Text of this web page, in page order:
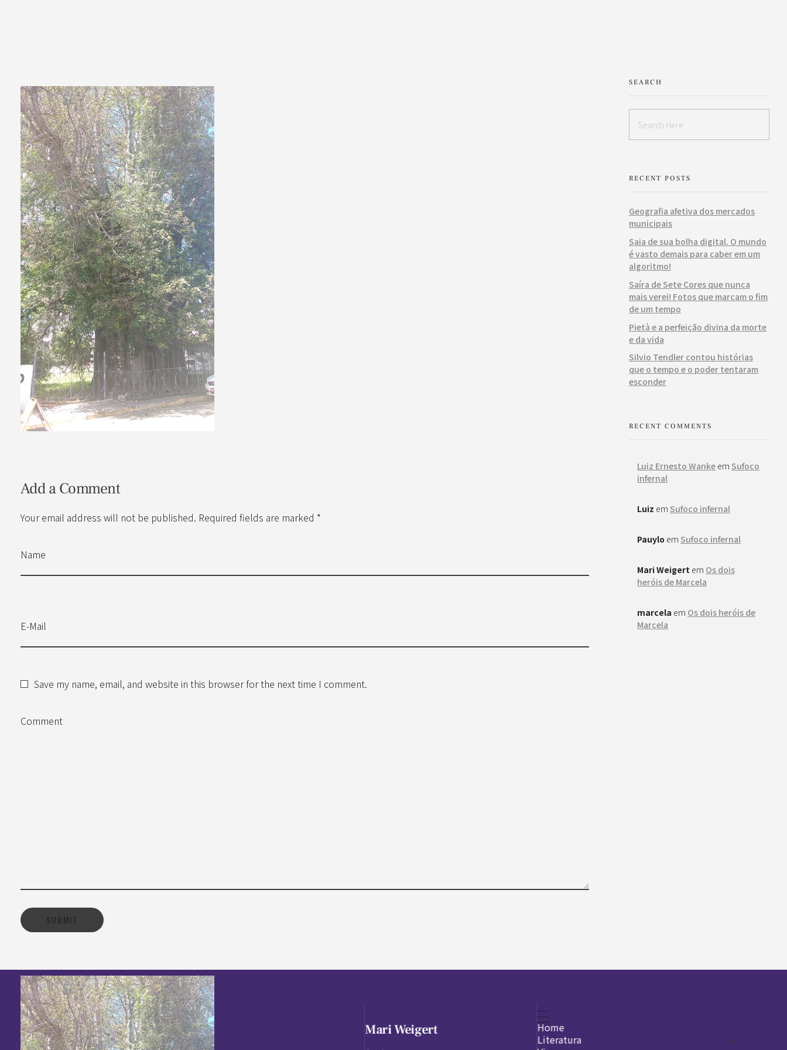
Add a Comment
Your email address will not be published. Required fields are marked *
Name
E-Mail
Save my name, email, and website in this browser for the next time I comment.
Comment
SEARCH
RECENT POSTS
Geografia afetiva dos mercados
municipais
Saia de sua bolha digital. O mundo
é vasto demais para caber em um
algoritmo!
Saíra de Sete Cores que nunca
mais verei! Fotos que marcam o fim
de um tempo
Pietà e a perfeição divina da morte
e da vida
Silvio Tendler contou histórias
que o tempo e o poder tentaram
esconder
RECENT COMMENTS
Luiz Ernesto Wanke em Sufoco
infernal
Luiz em Sufoco infernal
Pauylo em Sufoco infernal
Mari Weigert em Os dois
heróis de Marcela
marcela em Os dois heróis de
Marcela
Mari Weigert
Home
Literatura